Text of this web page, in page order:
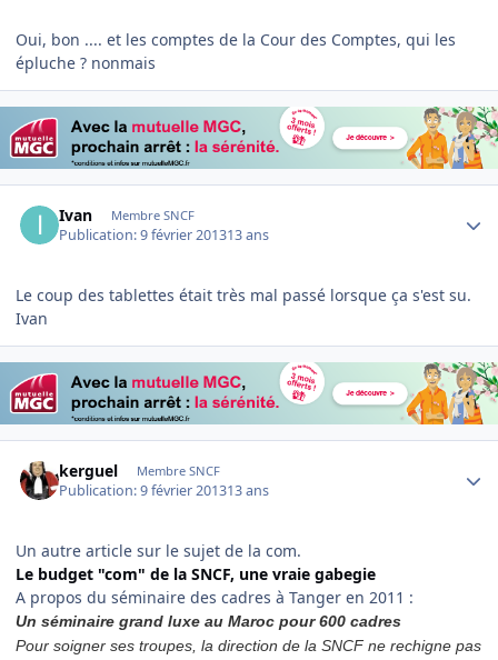
Oui, bon .... et les comptes de la Cour des Comptes, qui les
épluche ? nonmais
Ivan Membre SNCF
Publication:9 février 201313 ans
Le coup des tablettes était très mal passé lorsque ça s'est su.
Ivan
kerguel Membre SNCF
Publication:9 février 201313 ans
Un autre article sur le sujet de la com.
Le budget "com" de la SNCF, une vraie gabegie
A propos du séminaire des cadres à Tanger en 2011 :
Un séminaire grand luxe au Maroc pour 600 cadres
Pour soigner ses troupes, la direction de la SNCF ne rechigne pas